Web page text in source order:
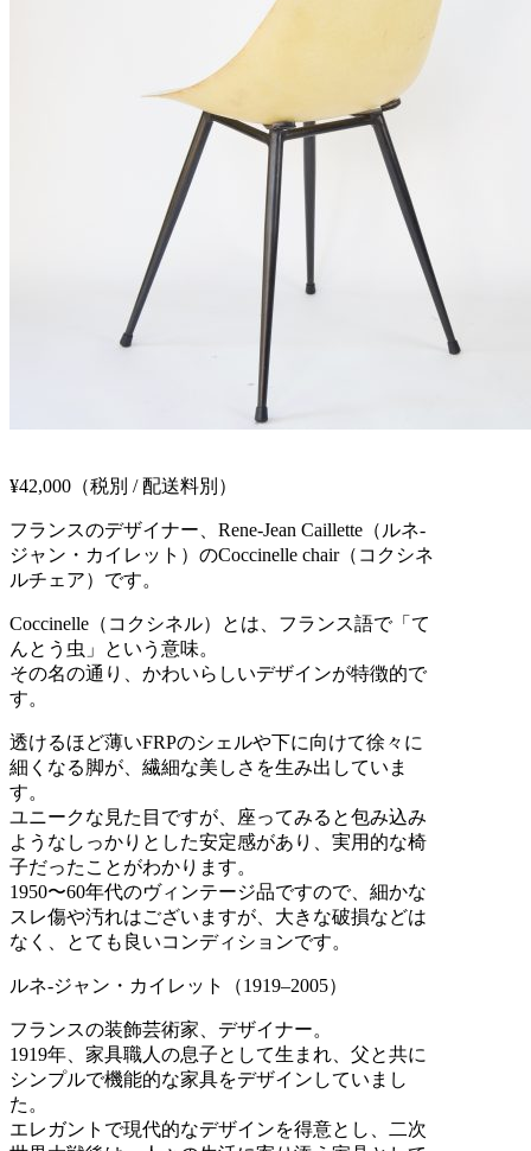
¥42,000 （税別 / 配送料別）
フランスのデザイナー、Rene-Jean Caillette（ルネ-
ジャン・カイレット）のCoccinelle chair（コクシネ
ルチェア）です。
Coccinelle（コクシネル）とは、フランス語で「て
んとう虫」という意味。
その名の通り、かわいらしいデザインが特徴的で
す。
透けるほど薄いFRPのシェルや下に向けて徐々に
細くなる脚が、繊細な美しさを生み出していま
す。
ユニークな見た目ですが、座ってみると包み込み
ようなしっかりとした安定感があり、実用的な椅
子だったことがわかります。
1950〜60年代のヴィンテージ品ですので、細かな
スレ傷や汚れはございますが、大きな破損などは
なく、とても良いコンディションです。
ルネ-ジャン・カイレット（1919–2005）
フランスの装飾芸術家、デザイナー。
1919年、家具職人の息子として生まれ、父と共に
シンプルで機能的な家具をデザインしていまし
た。
エレガントで現代的なデザインを得意とし、二次